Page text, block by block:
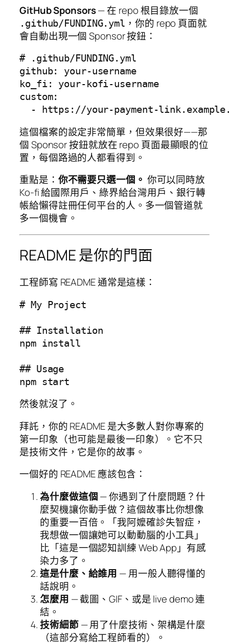
GitHub Sponsors— 在 repo 根目錄放一個
.github/FUNDING.yml ，你的 repo 頁面就
會自動出現一個 Sponsor 按鈕：
# .github/FUNDING.yml
github: your-username
ko_fi: your-kofi-username
custom:
這個檔案的設定非常簡單，但效果很好——那
個 Sponsor 按鈕就放在 repo 頁面最顯眼的位
置，每個路過的人都看得到。
重點是： 你不需要只選一個。 你可以同時放
Ko-fi 給國際用戶、綠界給台灣用戶、銀行轉
帳給懶得註冊任何平台的人。多一個管道就
多一個機會。
README 是你的門面
工程師寫 README 通常是這樣：
# My Project
## Installation
npm install
## Usage
然後就沒了。
拜託，你的 README 是大多數人對你專案的
第一印象（也可能是最後一印象）。它不只
是技術文件，它是你的故事。
一個好的 README 應該包含：
為什麼做這個— 你遇到了什麼問題？什
麼契機讓你動手做？這個故事比你想像
的重要一百倍。「我阿嬤確診失智症，
我想做一個讓她可以動動腦的小工具」
比「這是一個認知訓練 Web App」有感
染力多了。
這是什麼、給誰用 — 用一般人聽得懂的
話說明。
怎麼用 — 截圖、GIF、或是 live demo 連
結。
技術細節— 用了什麼技術、架構是什麼
（這部分寫給工程師看的）。